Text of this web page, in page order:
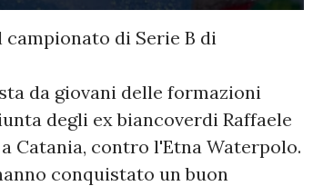
di Serie B di
da giovani delle formazioni
degli ex biancoverdi Raffaele
Catania, contro l'Etna Waterpolo.
conquistato un buon